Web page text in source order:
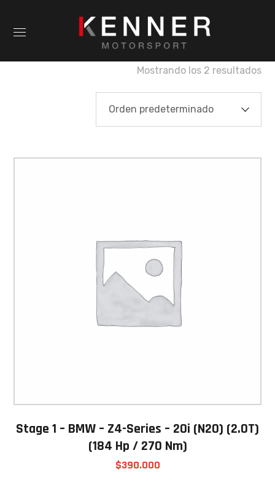
Mostrando los 2 resultados
Stage 1 – BMW – Z4-Series – 20i (N20) (2.0T)
(184 Hp / 270 Nm)
$390.000